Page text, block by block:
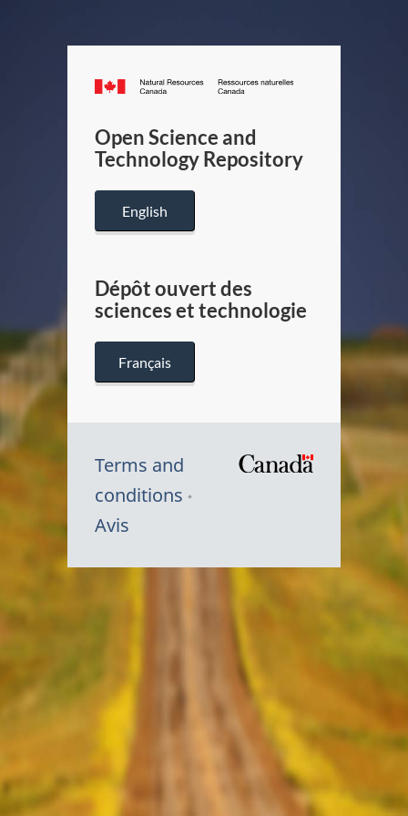
Canada.ca
/
Canada
Open Science and
Technology Repository
English
Dépôt ouvert des
sciences et technologie
Français
Terms and
conditions
Avis
Symbole
Canada